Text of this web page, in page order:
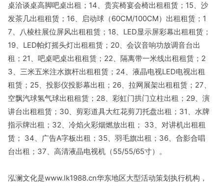
桌洽谈桌高脚吧桌出租；14、贵宾椅宴会椅出租租赁；15、沙
发茶几出租租赁；16、启动球（60CM/100CM）出租租赁；1
7、八棱柱展位屏风出租租赁；18、LED显示屏彩幕出租租赁；
19、LED帕灯摇头灯出租租赁；20、会议音响功放调音台出
租；21、吧桌吧桌出租租赁；22、隔离带一米线出租租赁；2
3、三米五米注水旗杆出租租赁；24、液晶电视LED电视出租
租赁；25、投影仪投影幕出租；26、拉网展架出租租赁；27、
空飘汽球氢气球出租租赁；28、彩虹门拱门立柱出租；29、演
讲台出租租赁；30、剪彩道具大红花剪刀托盘出租；31、水牌
指示牌出租；32、冷焰火彩烟燃放出租； 33、对讲机出租租
赁； 34、广告A字板出租；35、羽毛旗出租；36、合影合唱
台出租；37、高清液晶电视机（55/55/65寸）。
泓澜文化是www.lk1988.cn华东地区大型活动策划执行机构，